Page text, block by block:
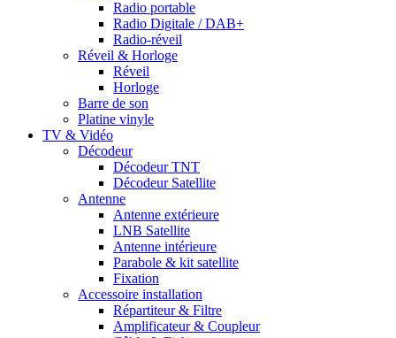
Radio portable
Radio Digitale / DAB+
Radio-réveil
Réveil & Horloge
Réveil
Horloge
Barre de son
Platine vinyle
TV & Vidéo
Décodeur
Décodeur TNT
Décodeur Satellite
Antenne
Antenne extérieure
LNB Satellite
Antenne intérieure
Parabole & kit satellite
Fixation
Accessoire installation
Répartiteur & Filtre
Amplificateur & Coupleur